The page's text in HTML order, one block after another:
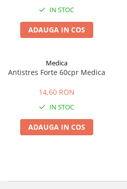
IN STOC
ADAUGA IN COS
Medica
Antistres Forte 60cpr Medica
14,60 RON
IN STOC
ADAUGA IN COS